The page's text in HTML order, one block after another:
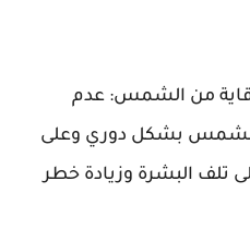
من الشمس: عدم
الشمس بشكل دوري وعلى
تلف البشرة وزيادة خطر